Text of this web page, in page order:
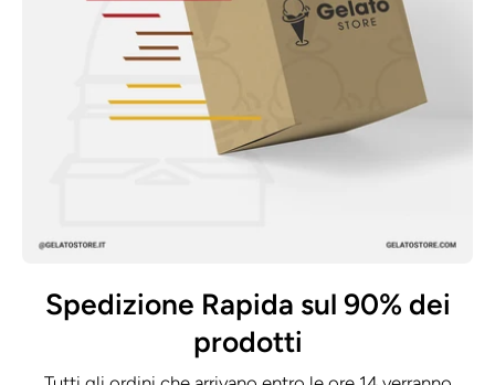
Spedizione Rapida sul 90% dei
prodotti